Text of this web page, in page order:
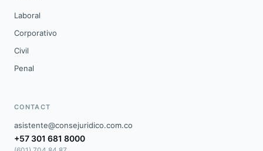
Laboral
Corporativo
Civil
Penal
CONTACT
asistente@consejuridico.com.co
+57 301 681 8000